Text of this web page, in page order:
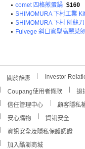
• comet 四格煎蛋鍋 $160
• SHIMOMURA 下村工業
• SHIMOMURA 下村 刨絲
• Fulvege 斜口寬型高麗菜
關於酷澎 Investor
Coupang使用者條款
退
信任管理中心
顧客隱私
安心購物
資訊安全
資訊安全及隱私保護認證
加入酷澎商城